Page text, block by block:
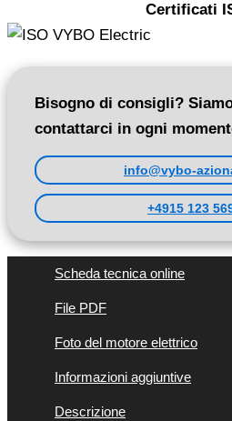
Certificati
Bisogno di consigli?
contattarci in ogni
info@vybo-
+4915 123
Scheda tecnica online
File PDF
Foto del motore elettrico
Informazioni aggiuntive
Descrizione